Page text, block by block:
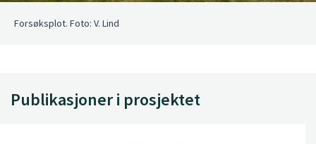
Forsøksplot. Foto: V. Lind
Publikasjoner i prosjektet